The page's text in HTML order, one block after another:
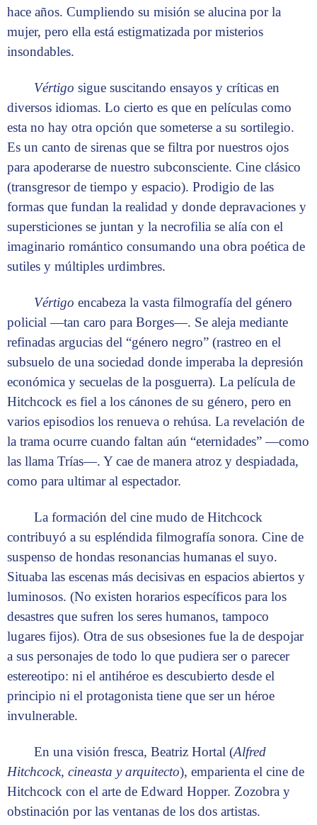
hace años. Cumpliendo su misión se alucina por la
mujer, pero ella está estigmatizada por misterios
insondables.
Vértigo sigue suscitando ensayos y críticas en
diversos idiomas. Lo cierto es que en películas como
esta no hay otra opción que someterse a su sortilegio.
Es un canto de sirenas que se filtra por nuestros ojos
para apoderarse de nuestro subconsciente. Cine clásico
(transgresor de tiempo y espacio). Prodigio de las
formas que fundan la realidad y donde depravaciones y
supersticiones se juntan y la necrofilia se alía con el
imaginario romántico consumando una obra poética de
sutiles y múltiples urdimbres.
Vértigo encabeza la vasta filmografía del género
policial —tan caro para Borges—. Se aleja mediante
refinadas argucias del “género negro” (rastreo en el
subsuelo de una sociedad donde imperaba la depresión
económica y secuelas de la posguerra). La película de
Hitchcock es fiel a los cánones de su género, pero en
varios episodios los renueva o rehúsa. La revelación de
la trama ocurre cuando faltan aún “eternidades” —como
las llama Trías—. Y cae de manera atroz y despiadada,
como para ultimar al espectador.
La formación del cine mudo de Hitchcock
contribuyó a su espléndida filmografía sonora. Cine de
suspenso de hondas resonancias humanas el suyo.
Situaba las escenas más decisivas en espacios abiertos y
luminosos. (No existen horarios específicos para los
desastres que sufren los seres humanos, tampoco
lugares fijos). Otra de sus obsesiones fue la de despojar
a sus personajes de todo lo que pudiera ser o parecer
estereotipo: ni el antihéroe es descubierto desde el
principio ni el protagonista tiene que ser un héroe
invulnerable.
En una visión fresca, Beatriz Hortal (Alfred
Hitchcock, cineasta y arquitecto), emparienta el cine de
Hitchcock con el arte de Edward Hopper. Zozobra y
obstinación por las ventanas de los dos artistas.